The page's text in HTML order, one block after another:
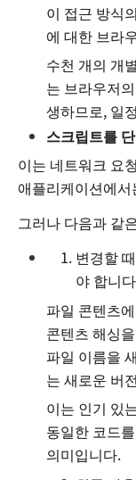
이 접근 방식
에 대한 브라
수천 개의 개
는 브라우저
생하므로, 일
스크립트를
이는 네트워크 요
애플리케이션에
그러나 다음과 같
변경할
야 합니
파일 콘텐츠
콘텐츠 해싱
파일 이름을
는 새로운 버
이는 인기 있
동일한 코드
의미입니다.